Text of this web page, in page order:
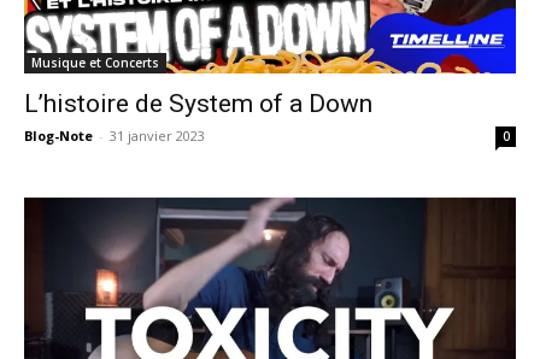
Musique et Concerts
L’histoire de System of a Down
Blog-Note - 31 janvier 2023 0